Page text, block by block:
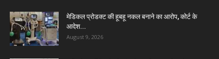
मेडिकल प्रोडक्ट की हूबहू नकल बनाने का आरोप, कोर्ट के
आदेश...
August 9, 2026